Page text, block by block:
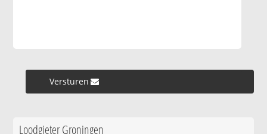
Versturen »
Loodgieter Groningen